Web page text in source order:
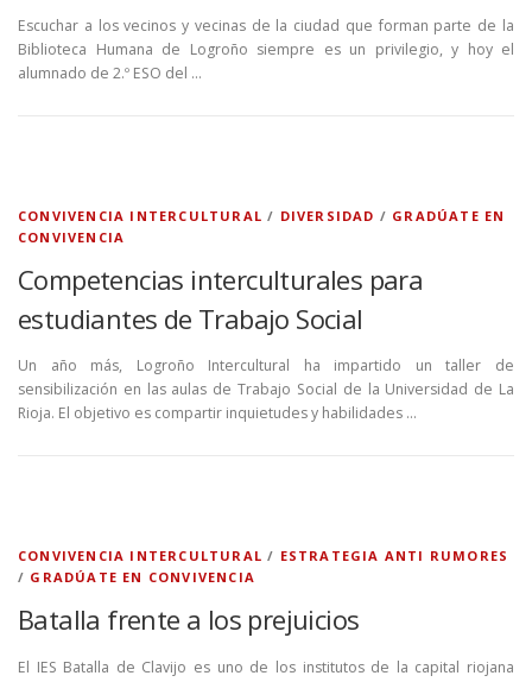
Escuchar a los vecinos y vecinas de la ciudad que forman parte de la
Biblioteca Humana de Logroño siempre es un privilegio, y hoy el
alumnado de 2.º ESO del …
CONVIVENCIA INTERCULTURAL / DIVERSIDAD / GRADÚATE EN
CONVIVENCIA
Competencias interculturales para
estudiantes de Trabajo Social
Un año más, Logroño Intercultural ha impartido un taller de
sensibilización en las aulas de Trabajo Social de la Universidad de La
Rioja. El objetivo es compartir inquietudes y habilidades …
CONVIVENCIA INTERCULTURAL / ESTRATEGIA ANTI RUMORES
/ GRADÚATE EN CONVIVENCIA
Batalla frente a los prejuicios
El IES Batalla de Clavijo es uno de los institutos de la capital riojana